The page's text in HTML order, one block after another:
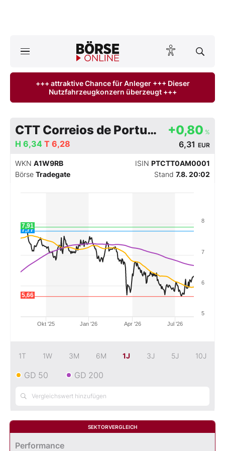
ktuelle Ausgabe BÖRSE ONLINE lesen
Finanz-Check
Abo & Shop
BO-Musterdepots
Mein B:O
+++ attraktive Chance für Anleger +++ Dieser
Nutzfahrzeugkonzern überzeugt +++
CTT Correios de Portugal SA +0,80 %
6,31 EUR
H 6,34 T 6,28
WKN A1W9RB ISIN PTCTT0AM0001
Börse Tradegate Stand 7.8. 20:02
Jan '26 Jul '26
Okt '25 Apr '26
5
6
7
8
7,77
5,66
7,91
1T 1W 3M 6M 1J 3J 5J 10J
GD 50 GD 200
SEKTORVERGLEICH
Performance